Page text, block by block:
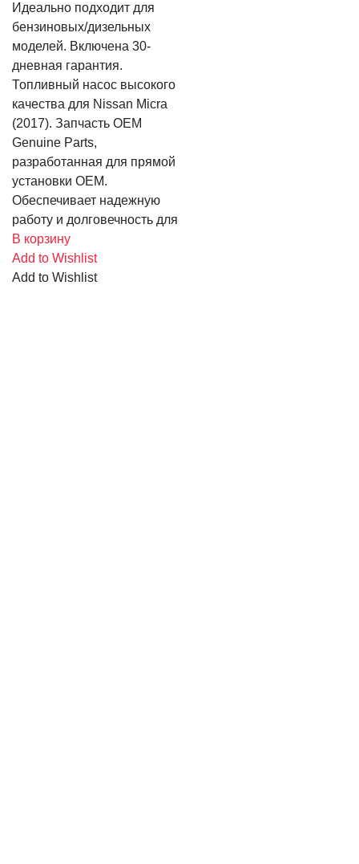
Идеально подходит для
бензиновых/дизельных
моделей. Включена 30-
дневная гарантия.
Топливный насос высокого
качества для Nissan Micra
(2017). Запчасть OEM
Genuine Parts,
разработанная для прямой
установки OEM.
Обеспечивает надежную
работу и долговечность для
В корзину
Add to Wishlist
Add to Wishlist